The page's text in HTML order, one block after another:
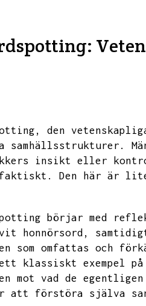
den
samhällsstrukturer.
insikt eller
faktiskt.
Den här är
börjar med
honnörsord,
som omfattas och
klassiskt exempel
mot vad de
att förstöra själva